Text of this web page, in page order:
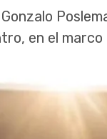
en el